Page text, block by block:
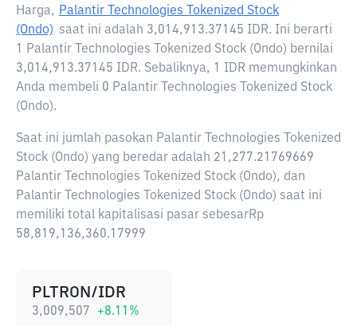
Harga, Palantir Technologies Tokenized Stock
(Ondo) saat ini adalah 3,014,913.37145 IDR. Ini berarti
1 Palantir Technologies Tokenized Stock (Ondo) bernilai
3,014,913.37145 IDR. Sebaliknya, 1 IDR memungkinkan
Anda membeli 0 Palantir Technologies Tokenized Stock
(Ondo).
Saat ini jumlah pasokan Palantir Technologies Tokenized
Stock (Ondo) yang beredar adalah 21,277.21769669
Palantir Technologies Tokenized Stock (Ondo), dan
Palantir Technologies Tokenized Stock (Ondo) saat ini
memiliki total kapitalisasi pasar sebesarRp
58,819,136,360.17999
PLTRON/IDR
3,009,507 +8.11 %